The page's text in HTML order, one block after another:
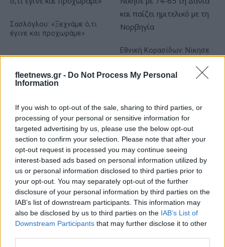
fleetnews.gr - Do Not Process My Personal
Information
If you wish to opt-out of the sale, sharing to third parties, or
processing of your personal or sensitive information for
targeted advertising by us, please use the below opt-out
section to confirm your selection. Please note that after your
opt-out request is processed you may continue seeing
interest-based ads based on personal information utilized by
us or personal information disclosed to third parties prior to
your opt-out. You may separately opt-out of the further
disclosure of your personal information by third parties on the
IAB’s list of downstream participants. This information may
also be disclosed by us to third parties on the IAB’s List of
Downstream Participants that may further disclose it to other
Σασλόγλου: «Ξεχνάμε ό,τι
έγινε και προχωράμε»
Εθνική Κορασίδων: Νίκησε
με 74-65 τη Δανία και παίζει
ημιτελικό με τη Νορβηγία
Ελληνική Αναπτυξιακή Τράπεζα: Με «προίκα» 2 δισ. ευρώ
ανοίγει δρόμο για δάνεια έως 5 δισ. σε μικρομεσαίες